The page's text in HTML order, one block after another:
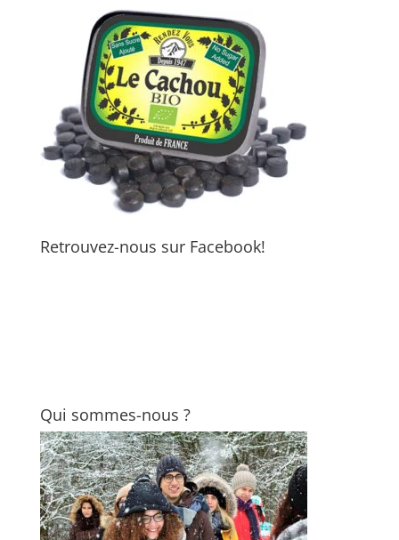
Retrouvez-nous sur Facebook!
Qui sommes-nous ?